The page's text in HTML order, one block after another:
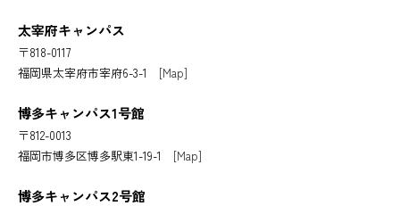
太宰府キャンパス
〒818-0117
福岡県太宰府市宰府6-3-1 [Map]
博多キャンパス1号館
〒812-0013
福岡市博多区博多駅東1-19-1 [Map]
博多キャンパス2号館